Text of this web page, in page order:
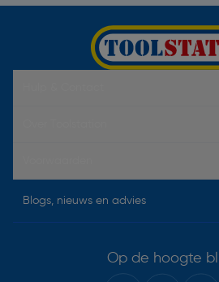
Blogs, nieuws en advies
Op de hoogte